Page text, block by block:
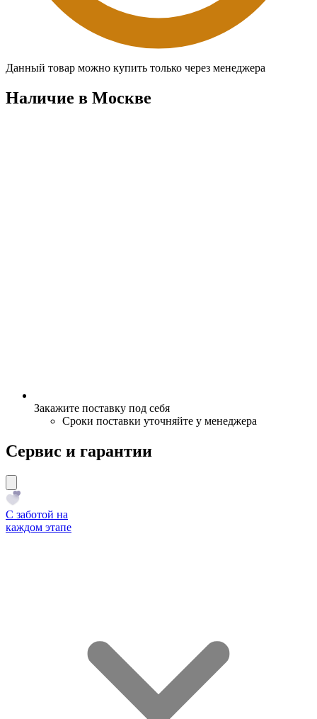
Данный товар можно купить только через менеджера
Наличие в Москвe
Закажите поставку под себя
Сроки поставки уточняйте у менеджера
Сервис и гарантии
С заботой на
каждом этапе